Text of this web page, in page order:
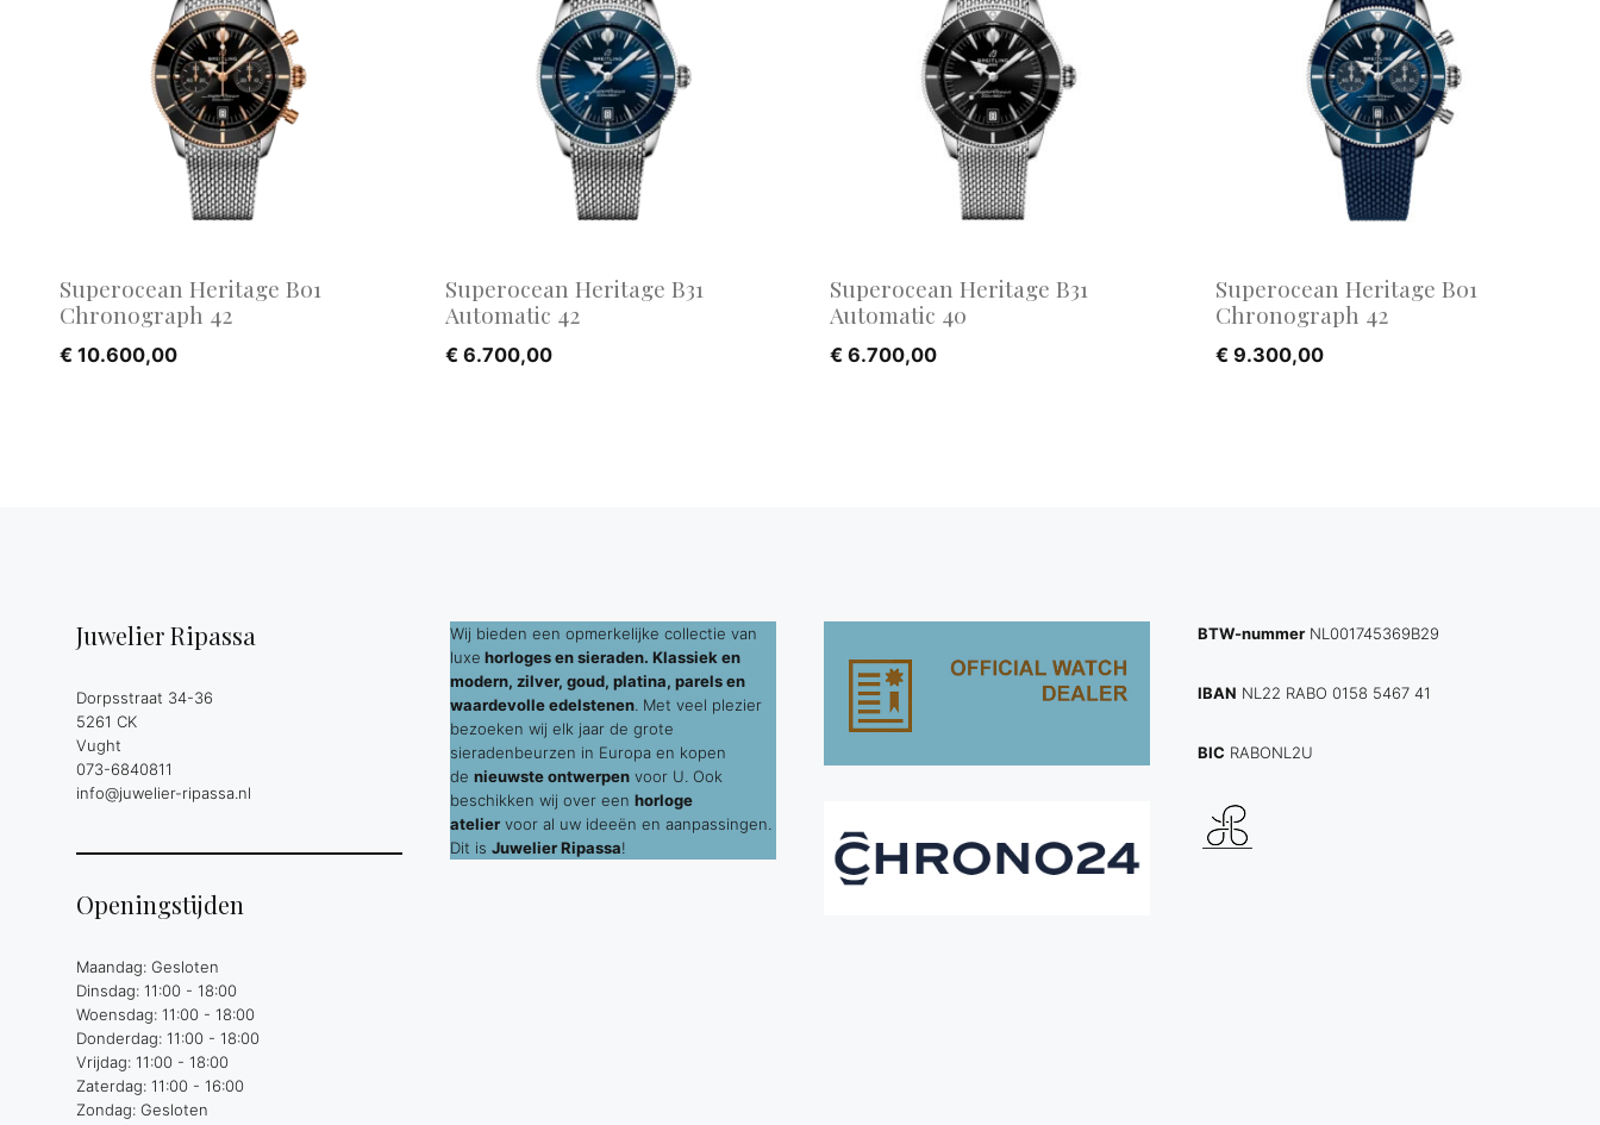
Superocean Heritage B01
Chronograph 42
€ 10.600,00
Superocean Heritage B31
Automatic 42
€ 6.700,00
Superocean Heritage B31
Automatic 40
€ 6.700,00
Superocean Heritage B01
Chronograph 42
€ 9.300,00
Juwelier Ripassa
Dorpsstraat 34-36
5261 CK
Vught
073-6840811
info@juwelier-ripassa.nl
Openingstijden
Maandag: Gesloten
Dinsdag: 11:00 - 18:00
Woensdag: 11:00 - 18:00
Donderdag: 11:00 - 18:00
Vrijdag: 11:00 - 18:00
Zaterdag: 11:00 - 16:00
Zondag: Gesloten
Wij bieden een opmerkelijke collectie van
luxe horloges en sieraden. Klassiek en
modern, zilver, goud, platina, parels en
waardevolle edelstenen . Met veel plezier
bezoeken wij elk jaar de grote
sieradenbeurzen in Europa en kopen
de nieuwste ontwerpen voor U. Ook
beschikken wij over een horloge
atelier voor al uw ideeën en aanpassingen.
Dit is Juwelier Ripassa!
BTW-nummer NL001745369B29
IBAN NL22 RABO 0158 5467 41
BIC RABONL2U